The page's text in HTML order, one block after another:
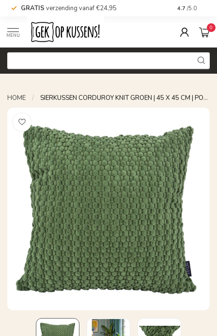
GRATIS verzending vanaf €24,95 Voor 16.00
4.7 /5.0
MENU
0
HOME / SIERKUSSEN CORDUROY KNIT GROEN | 45 X 45 CM | POLYESTER